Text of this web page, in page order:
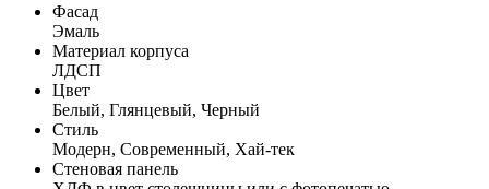
Фасад
Эмаль
Материал корпуса
ЛДСП
Цвет
Белый, Глянцевый, Черный
Стиль
Модерн, Современный, Хай-тек
Стеновая панель